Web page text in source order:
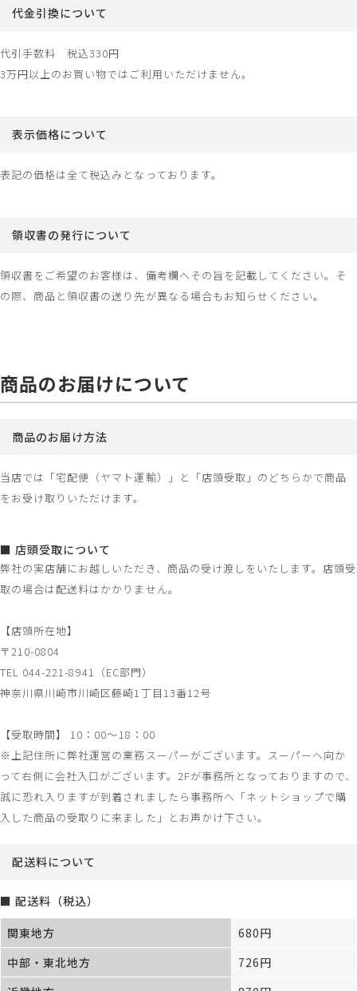
代金引換について
代引手数料 税込330円
3万円以上のお買い物ではご利用いただけません。
表示価格について
表記の価格は全て税込みとなっております。
領収書の発行について
領収書をご希望のお客様は、備考欄へその旨を記載してください。そ
の際、商品と領収書の送り先が異なる場合もお知らせください。
商品のお届けについて
商品のお届け方法
当店では「宅配便（ヤマト運輸）」と「店頭受取」のどちらかで商品
をお受け取りいただけます。
■ 店頭受取について
弊社の実店舗にお越しいただき、商品の受け渡しをいたします。店頭受
取の場合は配送料はかかりません。
【店頭所在地】
〒210-0804
TEL 044-221-8941（EC部門）
神奈川県川崎市川崎区藤崎1丁目13番12号
【受取時間】 10：00～18：00
※上記住所に弊社運営の業務スーパーがございます。スーパーへ向か
って右側に会社入口がございます。2Fが事務所となっておりますので、
誠に恐れ入りますが到着されましたら事務所へ「ネットショップで購
入した商品の受取りに来ました」とお声かけ下さい。
配送料について
■ 配送料（税込）
関東地方
680円
中部・東北地方
726円